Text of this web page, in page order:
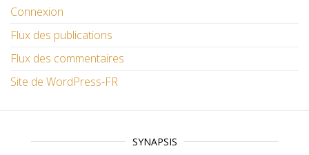
Connexion
Flux des publications
Flux des commentaires
Site de WordPress-FR
SYNAPSIS